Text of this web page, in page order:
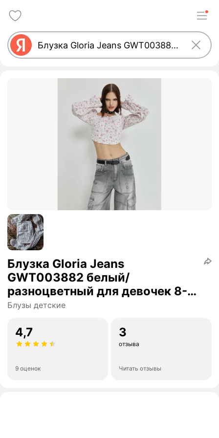
Блузка Gloria Jeans
GWT003882 белый/
разноцветный для девочек 8-
9л/134 (34)
Блузы детские
4,7
9 оценок
3
отзыва
Читать отзывы